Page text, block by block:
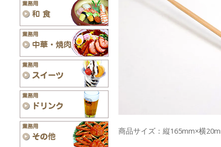
商品サイズ：縦165mm×横